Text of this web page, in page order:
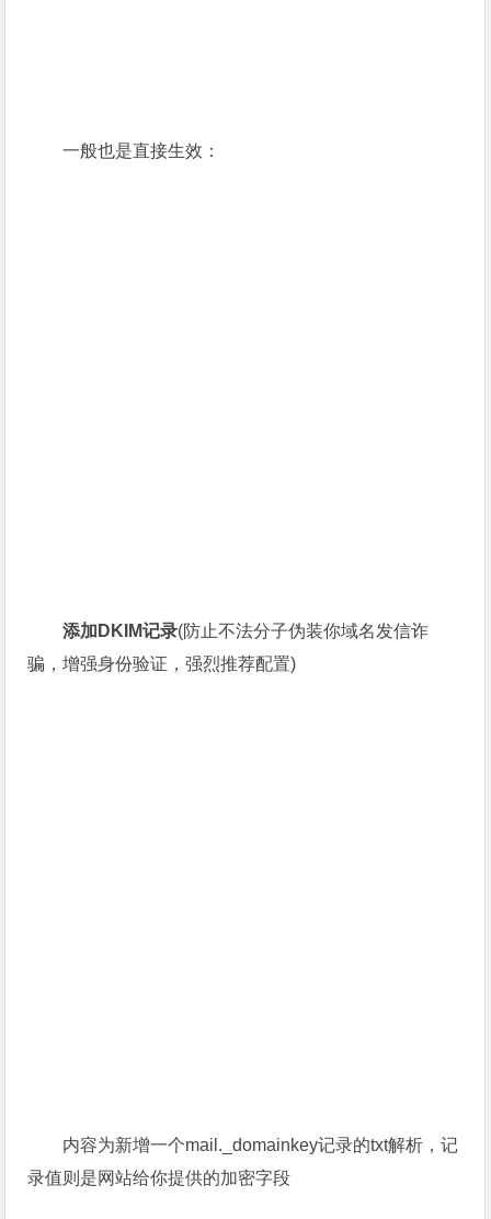
一般也是直接生效：
添加DKIM记录(防止不法分子伪装你域名发信诈
骗，增强身份验证，强烈推荐配置)
内容为新增一个mail._domainkey记录的txt解析，记
录值则是网站给你提供的加密字段